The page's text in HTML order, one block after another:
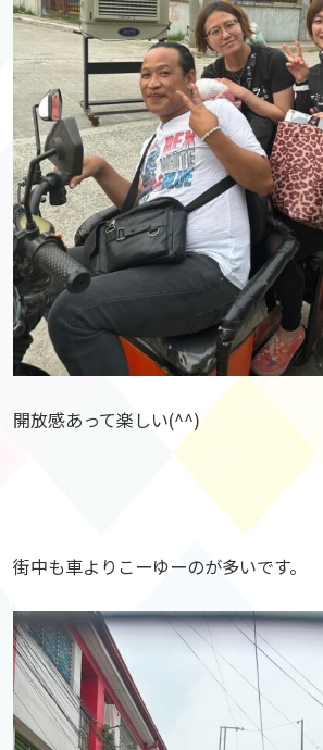
開放感あって楽しい(^^)
街中も車よりこーゆーのが多いです。